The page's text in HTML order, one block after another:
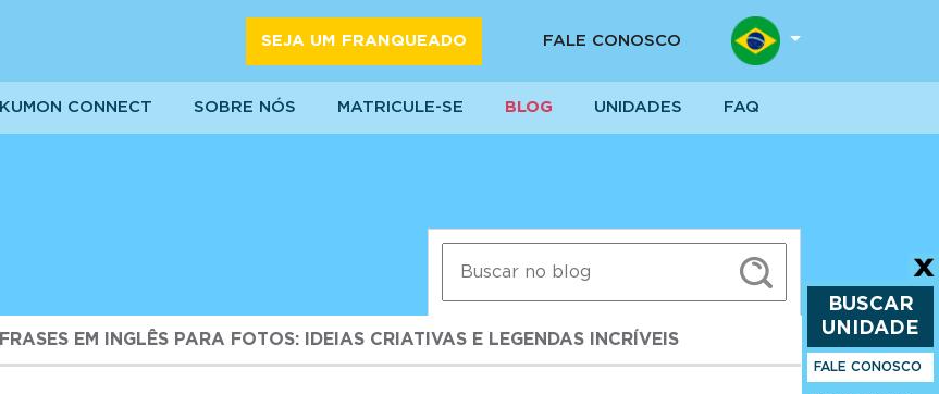
SEJA UM FRANQUEADO FALE CONOSCO
KUMON CONNECT SOBRE NÓS MATRICULE-SE BLOG UNIDADES FAQ
FRASES EM INGLÊS PARA FOTOS: IDEIAS CRIATIVAS E LEGENDAS INCRÍVEIS
BUSCAR
UNIDADE
FALE CONOSCO